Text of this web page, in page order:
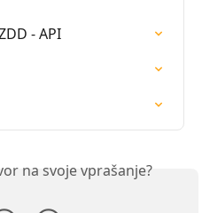
- API
na svoje vprašanje?